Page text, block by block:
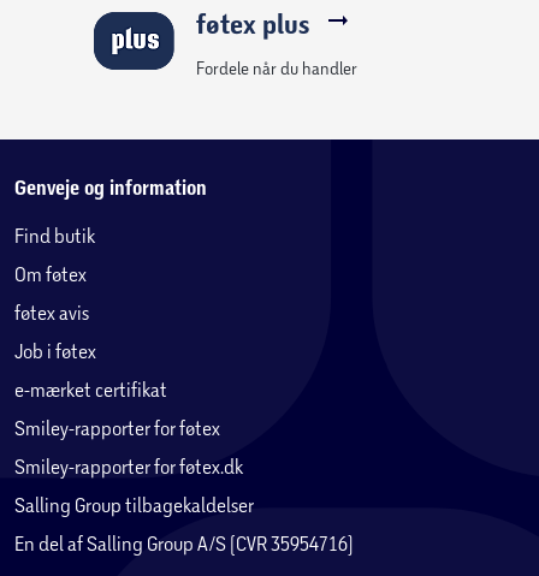
føtex plus
Fordele når du handler
Genveje og information
Find butik
Om føtex
føtex avis
Job i føtex
e-mærket certifikat
Smiley-rapporter for føtex
Smiley-rapporter for føtex.dk
Salling Group tilbagekaldelser
En del af Salling Group A/S (CVR 35954716)